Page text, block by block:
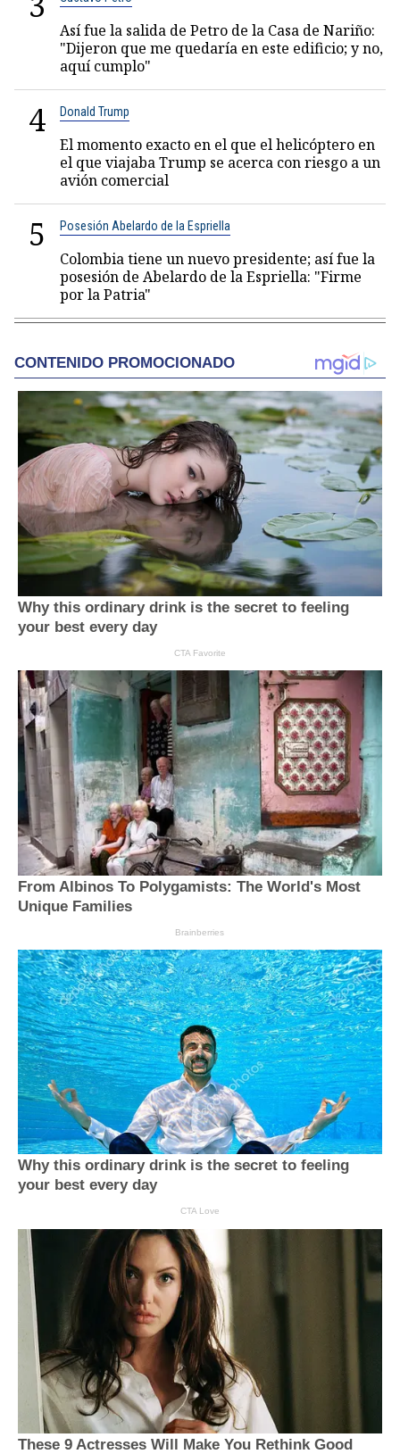
Así fue la salida de Petro de la Casa de Nariño:
"Dijeron que me quedaría en este edificio; y no,
aquí cumplo"
4 Donald Trump
El momento exacto en el que el helicóptero en
el que viajaba Trump se acerca con riesgo a un
avión comercial
5 Posesión Abelardo de la Espriella
Colombia tiene un nuevo presidente; así fue la
posesión de Abelardo de la Espriella: "Firme
por la Patria"